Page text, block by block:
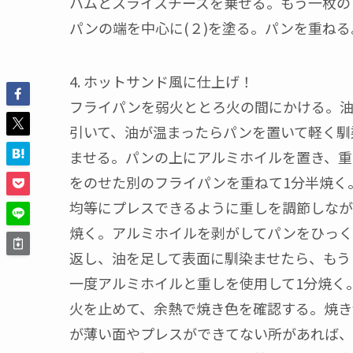
パンの端を中心に(２)を塗る。パンを重ねる
4. ホットサンド風に仕上げ！
フライパンを弱火ととろ火の間にかける。
引いて、油が温まったらパンを置いて軽く
ませる。パンの上にアルミホイルを置き、
をのせた別のフライパンを重ねて1分半焼く。
均等にプレスできるように重しを調節しな
焼く。アルミホイルを剥がしてパンをひっ
返し、油を足して表面に馴染ませたら、もう
一度アルミホイルと重しを使用して1分焼く。
火を止めて、余熱で焼き色を確認する。焼
が薄い面やプレスができてない所があれば、